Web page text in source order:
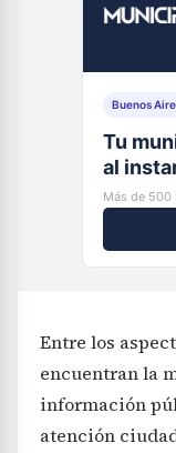
Buenos
Tu
al
Más de
Entre los
encuentran la
información
atención